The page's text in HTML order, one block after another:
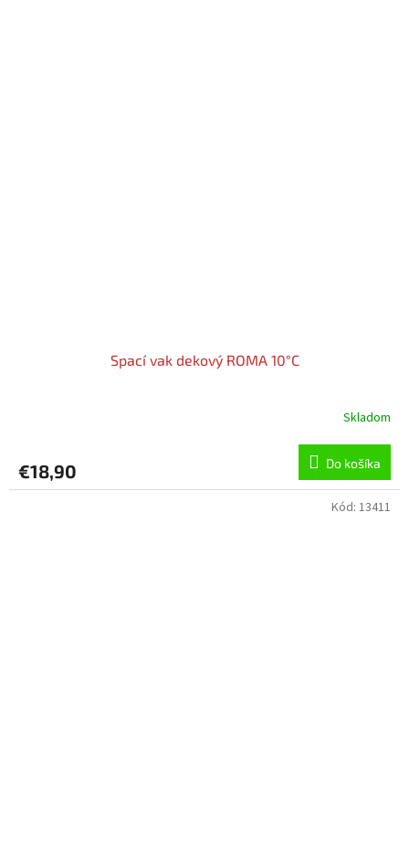
Spací vak dekový ROMA 10°C
Skladom
€18,90 Do košíka
Kód: 13411